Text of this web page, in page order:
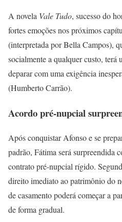
A novela Vale Tudo, sucesso do
fortes emoções nos próximos
(interpretada por Bella Campos),
socialmente a qualquer custo, terá
deparar com uma exigência
(Humberto Carrão).
Acordo pré-nupcial
Após conquistar Afonso e se
padrão, Fátima será surpreendida
contrato pré-nupcial rígido.
direito imediato ao patrimônio do
de casamento poderá começar a
de forma gradual.